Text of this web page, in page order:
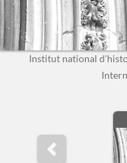
Institut national
Previous slide